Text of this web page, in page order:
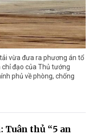
vừa đưa ra phương án tổ
đạo của Thủ tướng
phủ về phòng, chống
Tuân thủ “5 an